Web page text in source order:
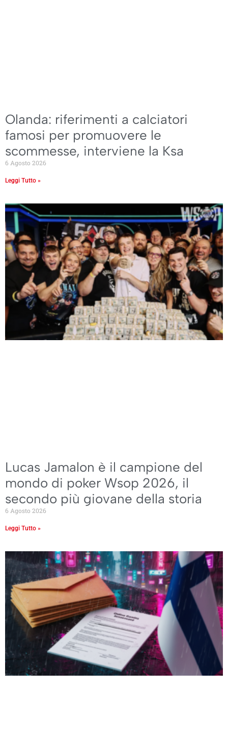
Olanda: riferimenti a calciatori
famosi per promuovere le
scommesse, interviene la Ksa
6 Agosto 2026
Leggi Tutto »
Lucas Jamalon è il campione del
mondo di poker Wsop 2026, il
secondo più giovane della storia
6 Agosto 2026
Leggi Tutto »